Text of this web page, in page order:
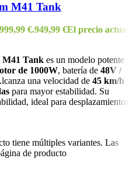
M41 Tank
€.949,99 €El precio actual
M41 Tank es un modelo potente y
de 1000W, batería de 48V /
una velocidad de 45 km/h
para mayor estabilidad. Su
ideal para desplazamientos
tiene múltiples variantes. Las
de producto